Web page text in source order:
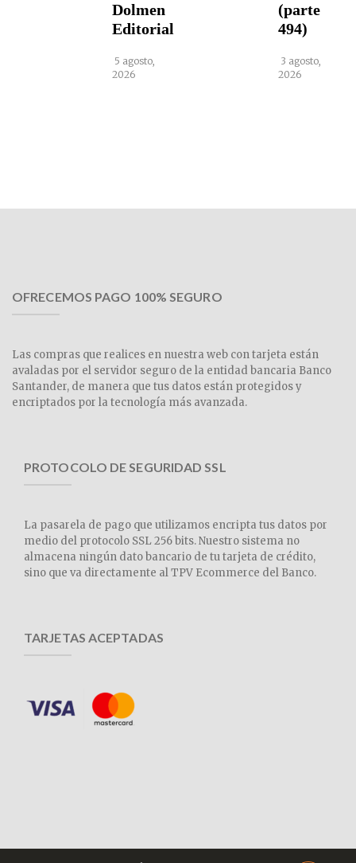
Dolmen
Editorial
5 agosto,
2026
(parte
494)
3 agosto,
2026
OFRECEMOS PAGO 100% SEGURO
Las compras que realices en nuestra web con tarjeta están
avaladas por el servidor seguro de la entidad bancaria Banco
Santander, de manera que tus datos están protegidos y
encriptados por la tecnología más avanzada.
PROTOCOLO DE SEGURIDAD SSL
La pasarela de pago que utilizamos encripta tus datos por
medio del protocolo SSL 256 bits. Nuestro sistema no
almacena ningún dato bancario de tu tarjeta de crédito,
sino que va directamente al TPV Ecommerce del Banco.
TARJETAS ACEPTADAS